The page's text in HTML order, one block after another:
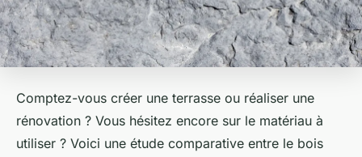
Comptez-vous créer une terrasse ou réaliser une
rénovation ? Vous hésitez encore sur le matériau à
utiliser ? Voici une étude comparative entre le bois